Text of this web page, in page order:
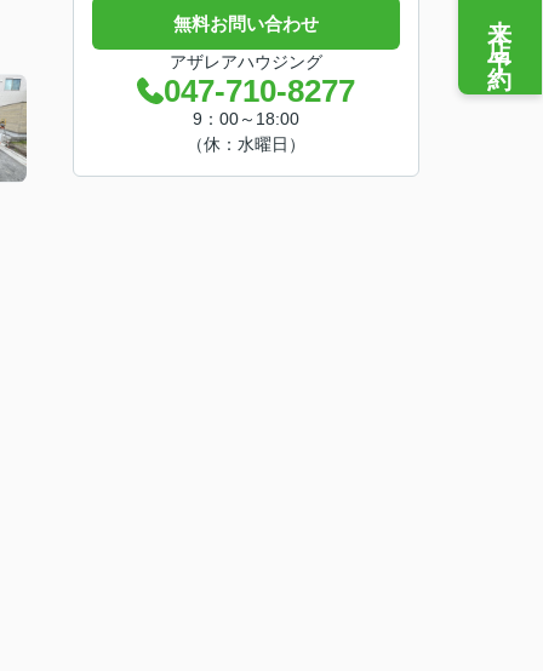
無料お問い合わせ
アザレアハウジング
047-710-8277
9：00～18:00
（休：水曜日）
来店予約